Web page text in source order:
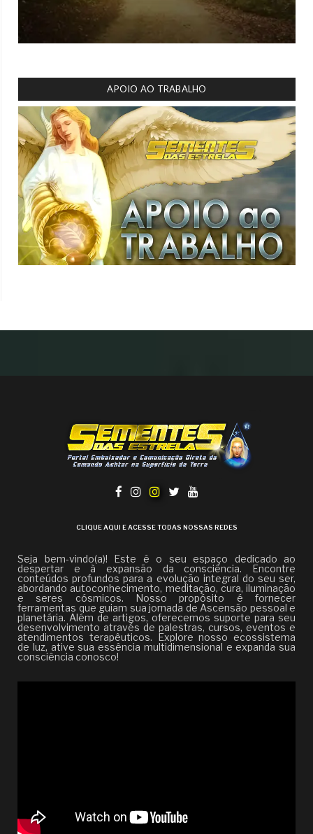
APOIO AO TRABALHO
CLIQUE AQUI E ACESSE TODAS NOSSAS REDES
Seja bem-vindo(a)! Este é o seu espaço dedicado ao
despertar e à expansão da consciência. Encontre
conteúdos profundos para a evolução integral do seu ser,
abordando autoconhecimento, meditação, cura, iluminação
e seres cósmicos. Nosso propósito é fornecer
ferramentas que guiam sua jornada de Ascensão pessoal e
planetária. Além de artigos, oferecemos suporte para seu
desenvolvimento através de palestras, cursos, eventos e
atendimentos terapêuticos. Explore nosso ecossistema
de luz, ative sua essência multidimensional e expanda sua
consciência conosco!